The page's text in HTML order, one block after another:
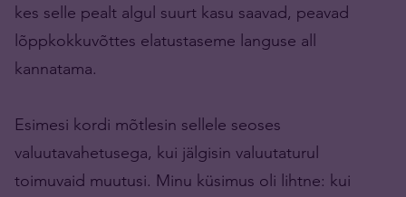
kes selle pealt algul suurt kasu saavad, peavad
lõppkokkuvõttes elatustaseme languse all
kannatama.
Esimesi kordi mõtlesin sellele seoses
valuutavahetusega, kui jälgisin valuutaturul
toimuvaid muutusi. Minu küsimus oli lihtne: kui